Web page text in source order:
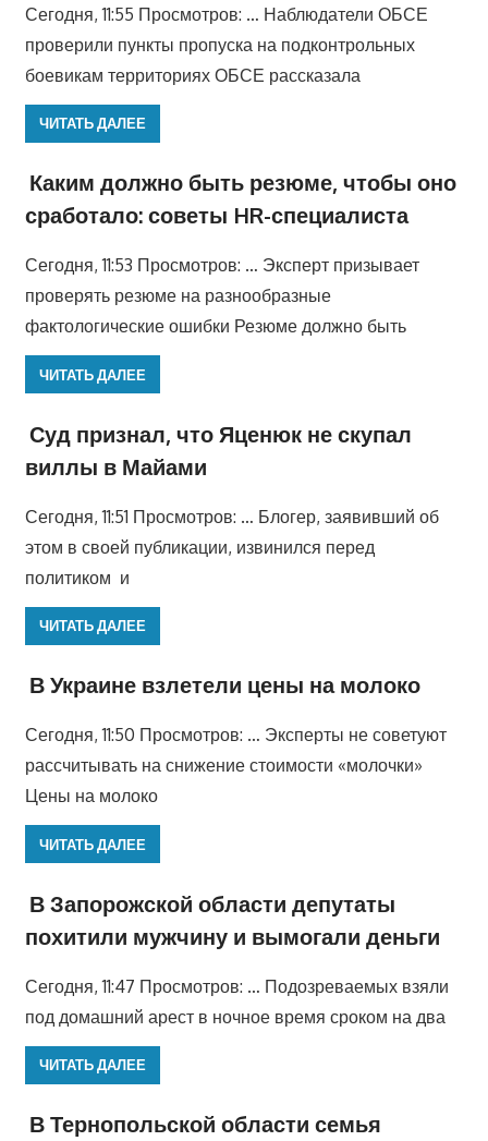
Сегодня, 11:55 Просмотров: … Наблюдатели ОБСЕ
проверили пункты пропуска на подконтрольных
боевикам территориях ОБСЕ рассказала
ЧИТАТЬ ДАЛЕЕ
Каким должно быть резюме, чтобы оно
сработало: советы HR-специалиста
Сегодня, 11:53 Просмотров: … Эксперт призывает
проверять резюме на разнообразные
фактологические ошибки Резюме должно быть
ЧИТАТЬ ДАЛЕЕ
Суд признал, что Яценюк не скупал
виллы в Майами
Сегодня, 11:51 Просмотров: … Блогер, заявивший об
этом в своей публикации, извинился перед
политиком и
ЧИТАТЬ ДАЛЕЕ
В Украине взлетели цены на молоко
Сегодня, 11:50 Просмотров: … Эксперты не советуют
рассчитывать на снижение стоимости «молочки»
Цены на молоко
ЧИТАТЬ ДАЛЕЕ
В Запорожской области депутаты
похитили мужчину и вымогали деньги
Сегодня, 11:47 Просмотров: … Подозреваемых взяли
под домашний арест в ночное время сроком на два
ЧИТАТЬ ДАЛЕЕ
В Тернопольской области семья